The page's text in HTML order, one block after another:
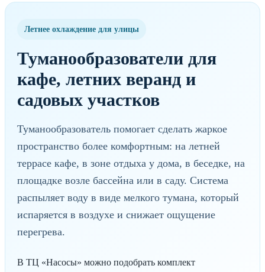
Летнее охлаждение для улицы
Туманообразователи для
кафе, летних веранд и
садовых участков
Туманообразователь помогает сделать жаркое
пространство более комфортным: на летней
террасе кафе, в зоне отдыха у дома, в беседке, на
площадке возле бассейна или в саду. Система
распыляет воду в виде мелкого тумана, который
испаряется в воздухе и снижает ощущение
перегрева.
В ТЦ «Насосы» можно подобрать комплект